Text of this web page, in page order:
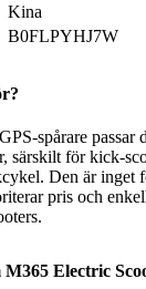
Kina
B0FLPYHJ7W
spårare
särskilt för kick-
Den är inget
pris och
M365 Electric